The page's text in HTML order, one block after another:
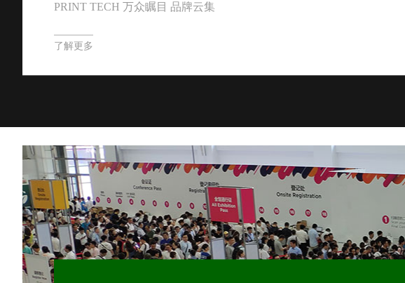
PRINT TECH 万众瞩目 品牌云集
了解更多